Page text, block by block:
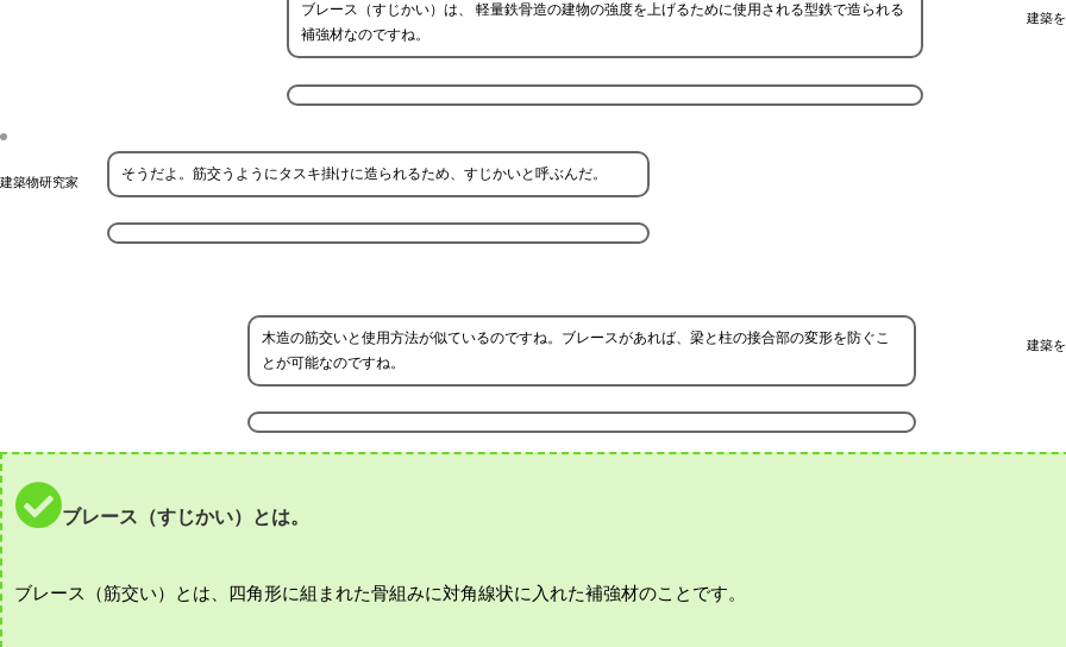
建築
ブレース（すじかい）は、 軽量鉄骨造の建物の強度を上げるために使用される型鉄で造られる
補強材なのですね。
建築物研究家 そうだよ。筋交うようにタスキ掛けに造られるため、すじかいと呼ぶんだ。
建築
木造の筋交いと使用方法が似ているのですね。ブレースがあれば、梁と柱の接合部の変形を防ぐこ
とが可能なのですね。
ブレース（すじかい）とは。
ブレース（筋交い）とは、四角形に組まれた骨組みに対角線状に入れた補強材のことです。